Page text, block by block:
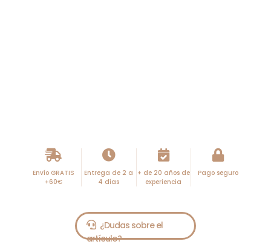
Envío GRATIS
+60€
Entrega de 2 a
4 días
+ de 20 años de
experiencia
Pago seguro